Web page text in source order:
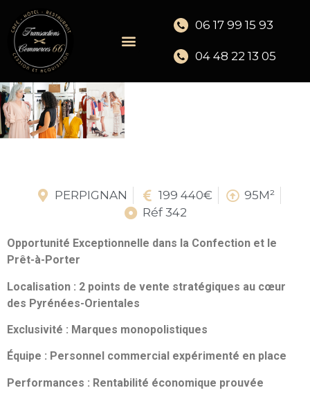
06 17 99 15 93
04 48 22 13 05
PERPIGNAN 199 440€
95M²
Réf 342
Opportunité Exceptionnelle dans la Confection et le
Prêt-à-Porter
Localisation : 2 points de vente stratégiques au cœur
des Pyrénées-Orientales
Exclusivité : Marques monopolistiques
Équipe : Personnel commercial expérimenté en place
Performances : Rentabilité économique prouvée